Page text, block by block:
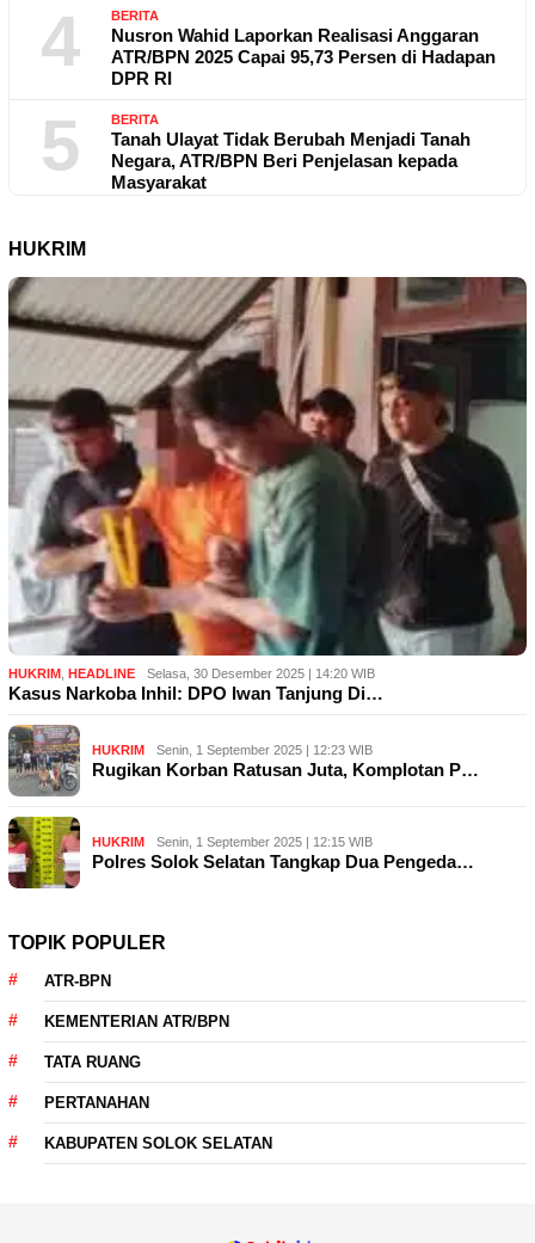
4 BERITA
Nusron Wahid Laporkan Realisasi Anggaran
ATR/BPN 2025 Capai 95,73 Persen di Hadapan
DPR RI
5 BERITA
Tanah Ulayat Tidak Berubah Menjadi Tanah
Negara, ATR/BPN Beri Penjelasan kepada
Masyarakat
HUKRIM
HUKRIM HEADLINE Selasa, 30 Desember 2025 | 14:20 WIB
Kasus Narkoba Inhil: DPO Iwan Tanjung Di…
HUKRIM Senin, 1 September 2025 | 12:23 WIB
Rugikan Korban Ratusan Juta, Komplotan P…
HUKRIM Senin, 1 September 2025 | 12:15 WIB
Polres Solok Selatan Tangkap Dua Pengeda…
TOPIK POPULER
ATR-BPN
KEMENTERIAN ATR/BPN
TATA RUANG
PERTANAHAN
KABUPATEN SOLOK SELATAN